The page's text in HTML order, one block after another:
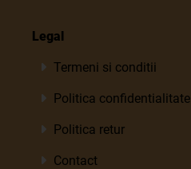
Legal
Termeni si conditii
Politica confidentialitate
Politica retur
Contact